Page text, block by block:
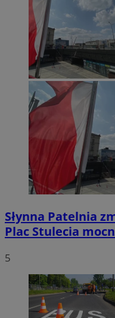
Słynna Patelnia
Plac Stulecia
5